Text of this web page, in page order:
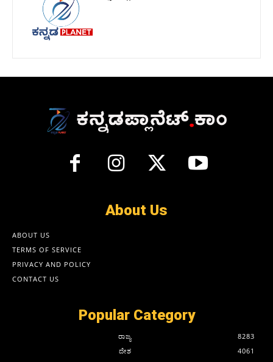
About Us
ABOUT US
TERMS OF SERVICE
PRIVACY AND POLICY
CONTACT US
Popular Category
ರಾಜ್ಯ
8283
ದೇಶ
4061